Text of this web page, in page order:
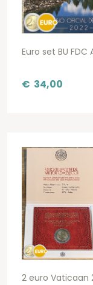
Euro set BU FDC
€ 34,00
2 euro Vaticaan